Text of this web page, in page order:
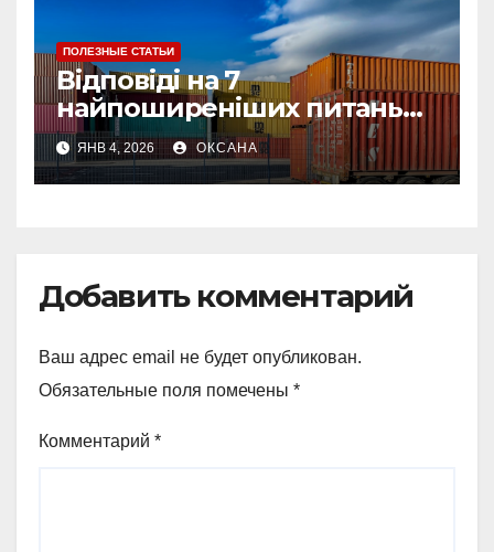
ПОЛЕЗНЫЕ СТАТЬИ
Відповіді на 7
найпоширеніших питань
про страхування вантажу
ЯНВ 4, 2026 ОКСАНА
Добавить комментарий
Ваш адрес email не будет опубликован.
Обязательные поля помечены *
Комментарий *